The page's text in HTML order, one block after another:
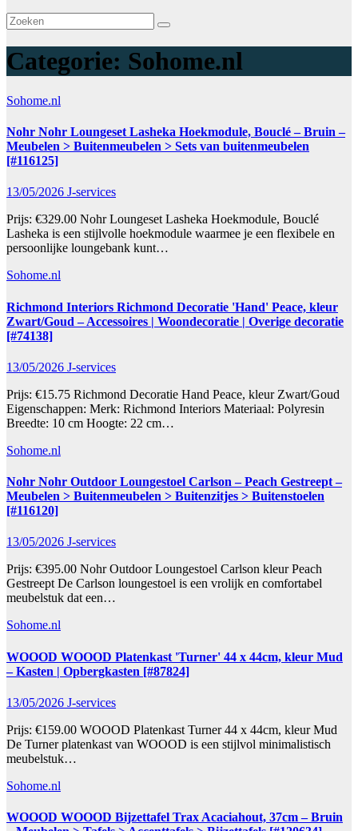
Categorie: Sohome.nl
Sohome.nl
Nohr Nohr Loungeset Lasheka Hoekmodule, Bouclé – Bruin –
Meubelen > Buitenmeubelen > Sets van buitenmeubelen
[#116125]
13/05/2026 J-services
Prijs: €329.00 Nohr Loungeset Lasheka Hoekmodule, Bouclé
Lasheka is een stijlvolle hoekmodule waarmee je een flexibele en
persoonlijke loungebank kunt…
Sohome.nl
Richmond Interiors Richmond Decoratie 'Hand' Peace, kleur
Zwart/Goud – Accessoires | Woondecoratie | Overige decoratie
[#74138]
13/05/2026 J-services
Prijs: €15.75 Richmond Decoratie Hand Peace, kleur Zwart/Goud
Eigenschappen: Merk: Richmond Interiors Materiaal: Polyresin
Breedte: 10 cm Hoogte: 22 cm…
Sohome.nl
Nohr Nohr Outdoor Loungestoel Carlson – Peach Gestreept –
Meubelen > Buitenmeubelen > Buitenzitjes > Buitenstoelen
[#116120]
13/05/2026 J-services
Prijs: €395.00 Nohr Outdoor Loungestoel Carlson kleur Peach
Gestreept De Carlson loungestoel is een vrolijk en comfortabel
meubelstuk dat een…
Sohome.nl
WOOOD WOOOD Platenkast 'Turner' 44 x 44cm, kleur Mud
– Kasten | Opbergkasten [#87824]
13/05/2026 J-services
Prijs: €159.00 WOOOD Platenkast Turner 44 x 44cm, kleur Mud
De Turner platenkast van WOOOD is een stijlvol minimalistisch
meubelstuk…
Sohome.nl
WOOOD WOOOD Bijzettafel Trax Acaciahout, 37cm – Bruin